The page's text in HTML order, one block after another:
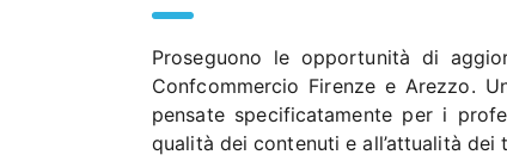
Proseguono le opportunità di
Confcommercio Firenze e Arezzo.
pensate specificatamente per i
qualità dei contenuti e all’attualità dei